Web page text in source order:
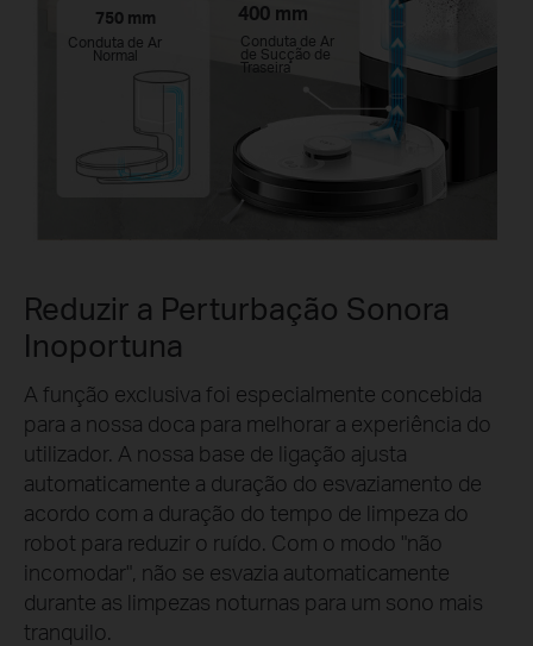
750 mm
Conduta de Ar
Normal
400 mm
Conduta de Ar
de Sucção de
Traseira
Reduzir a Perturbação Sonora
Inoportuna
A função exclusiva foi especialmente concebida
para a nossa doca para melhorar a experiência do
utilizador. A nossa base de ligação ajusta
automaticamente a duração do esvaziamento de
acordo com a duração do tempo de limpeza do
robot para reduzir o ruído. Com o modo "não
incomodar", não se esvazia automaticamente
durante as limpezas noturnas para um sono mais
tranquilo.